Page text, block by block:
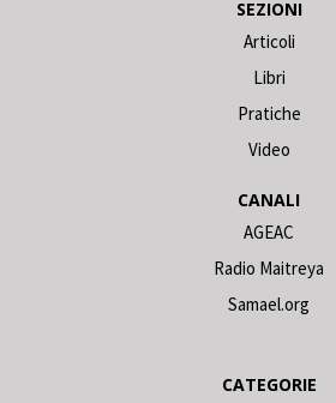
SEZIONI
Articoli
Libri
Pratiche
Video
CANALI
AGEAC
Radio Maitreya
Samael.org
CATEGORIE